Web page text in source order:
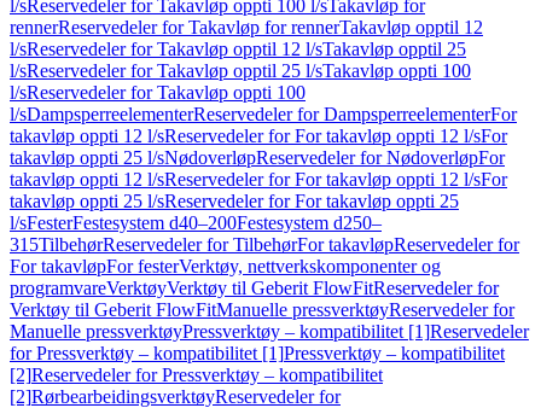
l/sReservedeler for Takavløp oppti 100 l/sTakavløp for
rennerReservedeler for Takavløp for rennerTakavløp opptil 12
l/sReservedeler for Takavløp opptil 12 l/sTakavløp opptil 25
l/sReservedeler for Takavløp opptil 25 l/sTakavløp oppti 100
l/sReservedeler for Takavløp oppti 100
l/sDampsperreelementerReservedeler for DampsperreelementerFor
takavløp oppti 12 l/sReservedeler for For takavløp oppti 12 l/sFor
takavløp oppti 25 l/sNødoverløpReservedeler for NødoverløpFor
takavløp oppti 12 l/sReservedeler for For takavløp oppti 12 l/sFor
takavløp oppti 25 l/sReservedeler for For takavløp oppti 25
l/sFesterFestesystem d40–200Festesystem d250–
315TilbehørReservedeler for TilbehørFor takavløpReservedeler for
For takavløpFor festerVerktøy, nettverkskomponenter og
programvareVerktøyVerktøy til Geberit FlowFitReservedeler for
Verktøy til Geberit FlowFitManuelle pressverktøyReservedeler for
Manuelle pressverktøyPressverktøy – kompatibilitet [1]Reservedeler
for Pressverktøy – kompatibilitet [1]Pressverktøy – kompatibilitet
[2]Reservedeler for Pressverktøy – kompatibilitet
[2]RørbearbeidingsverktøyReservedeler for